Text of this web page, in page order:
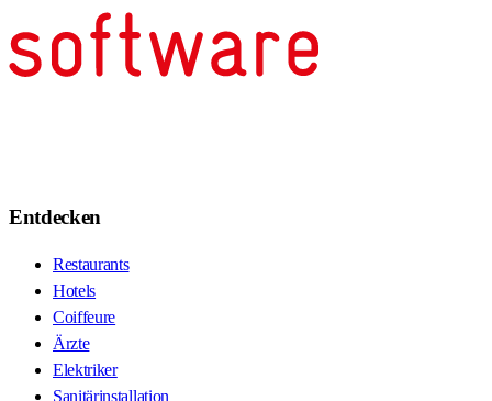
Entdecken
Restaurants
Hotels
Coiffeure
Ärzte
Elektriker
Sanitärinstallation